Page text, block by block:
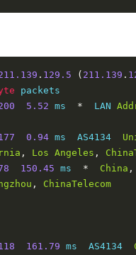
. 129.5 ( 211.139 .
packets
5.52 ms *
  LAN
0.94 ms  AS4134
, Los Angeles ,
150.45 ms * China ,
,
ChinaTelecom
161.79 ms  AS4134